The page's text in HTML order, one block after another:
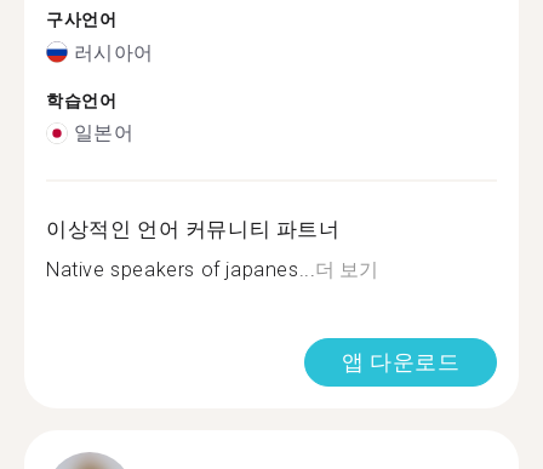
구사언어
러시아어
학습언어
일본어
이상적인 언어 커뮤니티 파트너
Native speakers of japanes...더 보기
앱 다운로드